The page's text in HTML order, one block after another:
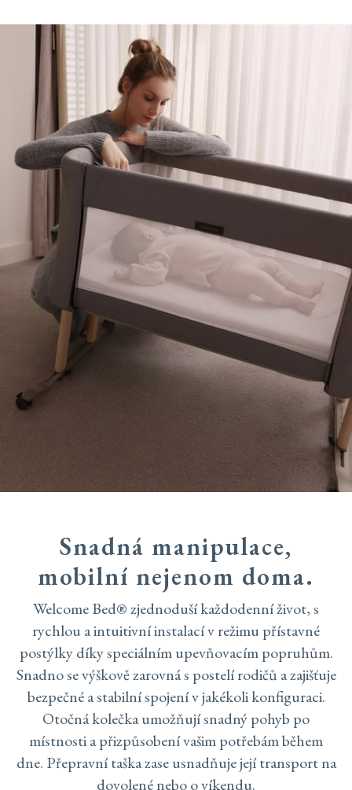
Snadná manipulace,
mobilní nejenom doma.
Welcome Bed® zjednoduší každodenní život, s
rychlou a intuitivní instalací v režimu přístavné
postýlky díky speciálním upevňovacím popruhům.
Snadno se výškově zarovná s postelí rodičů a zajišťuje
bezpečné a stabilní spojení v jakékoli konfiguraci.
Otočná kolečka umožňují snadný pohyb po
místnosti a přizpůsobení vašim potřebám během
dne. Přepravní taška zase usnadňuje její transport na
dovolené nebo o víkendu.